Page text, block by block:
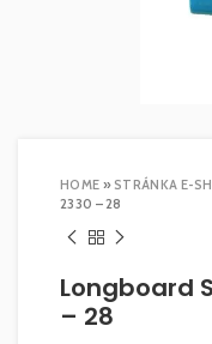
HOME » STRÁNKA E-
2330 – 28
Longboard
– 28